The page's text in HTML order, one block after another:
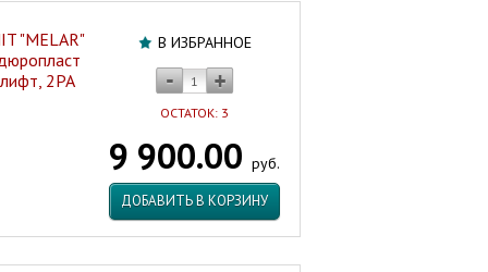
В ИЗБРАННОЕ
ОСТАТОК: 3
9 900.00 руб.
ДОБАВИТЬ В КОРЗИНУ
"MELAR"
2РА